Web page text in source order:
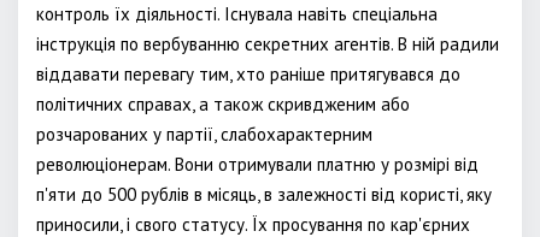
контроль їх діяльності. Існувала навіть спеціальна
інструкція по вербуванню секретних агентів. В ній радили
віддавати перевагу тим, хто раніше притягувався до
політичних справах, а також скривдженим або
розчарованих у партії, слабохарактерним
революціонерам. Вони отримували платню у розмірі від
п'яти до 500 рублів в місяць, в залежності від користі, яку
приносили, і свого статусу. Їх просування по кар'єрних